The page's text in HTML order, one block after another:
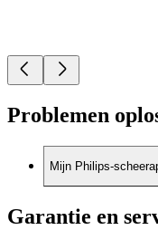
Problemen
Mijn Philips-
Garantie en